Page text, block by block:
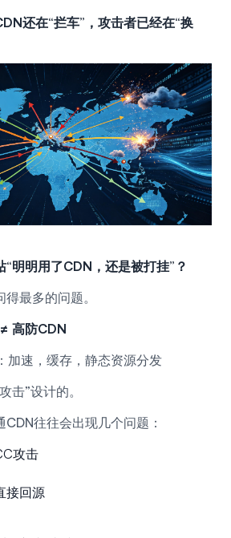
还在“拦车”，攻击者已经在“换
“明明用了CDN，还是被打挂”？
最多的问题。
高防CDN
加速，缓存，静态资源分发
击”设计的。
往往会出现几个问题：
攻击
接回源